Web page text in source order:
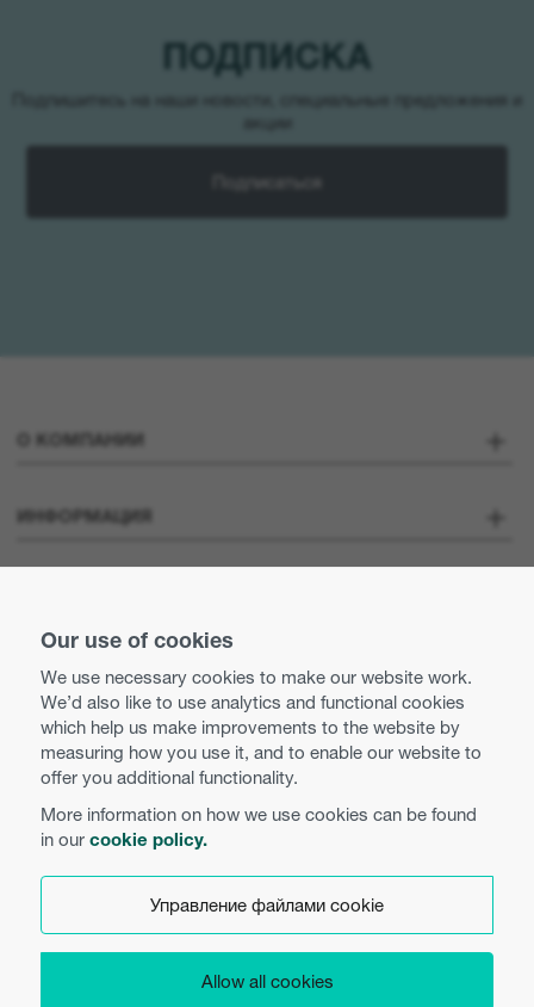
Our use of cookies
We use necessary cookies to make our website work.
We’d also like to use analytics and functional cookies
which help us make improvements to the website by
measuring how you use it, and to enable our website to
offer you additional functionality.
More information on how we use cookies can be found
in our cookie policy.
Управление файлами cookie
Allow all cookies
ПОДПИСКА
Подпишитесь на наши новости, специальные предложения и
Подписаться
О КОМПАНИИ
О Компании
Пресса о нас
Нормы деловой практики и этики
Равные возможности
ИНФОРМАЦИЯ
Свяжитесь с нами
Использование Cookies
Политика конфиденциальности
Условия использования веб-сайта
Настройки Cookie
Copyright 2026 Optoma Europe Limited.